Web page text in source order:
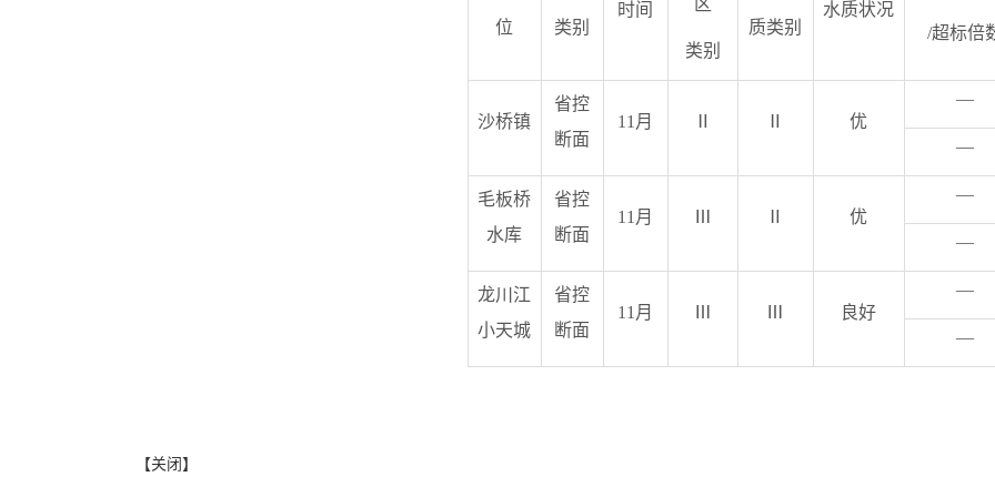
位
类别
时间 区
类别
质类别
水质状况
/超标倍
沙桥镇
省控
断面
11 月 优
—
—
毛板桥
水库
省控
断面
11 月 优
—
—
龙川江
小天城
省控
断面
11 月 良好
—
—
【关闭】